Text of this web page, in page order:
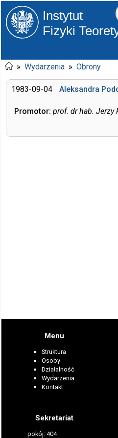
Instytut
Fizyki
» Wydarzenia » Obrony
1983-09-04 Aleksandra
Promotor: prof. dr hab. Jerzy
Menu
Struktura
Osoby
Działalność
Wydarzenia
Kontakt
Sekretariat
pokój: 404